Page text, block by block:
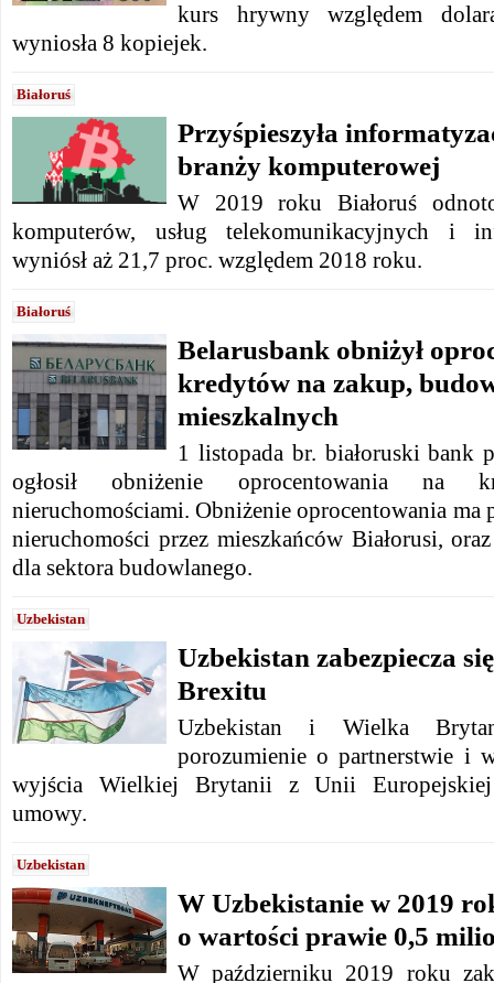
kurs hrywny względem
wyniosła 8 kopiejek.
Białoruś
Przyśpieszyła
branży komputerowej
W 2019 roku Białoruś
komputerów, usług telekomunikacyjnych i
wyniósł aż 21,7 proc. względem 2018 roku.
Białoruś
Belarusbank obniżył
kredytów na zakup,
mieszkalnych
1 listopada br. białoruski bank
ogłosił obniżenie oprocentowania na
nieruchomościami. Obniżenie oprocentowania ma
nieruchomości przez mieszkańców Białorusi,
dla sektora budowlanego.
Uzbekistan
Uzbekistan zabezpiecza
Brexitu
Uzbekistan i Wielka
porozumienie o partnerstwie i
wyjścia Wielkiej Brytanii z Unii Europejskiej
umowy.
Uzbekistan
W Uzbekistanie w 2019
o wartości prawie 0,5
W październiku 2019 roku